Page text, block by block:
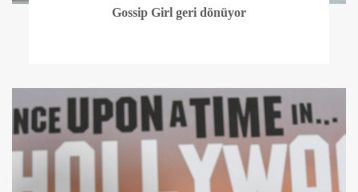
Gossip Girl geri dönüyor